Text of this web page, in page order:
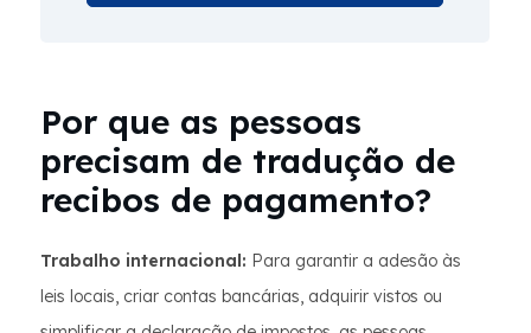
Por que as pessoas
precisam de tradução de
recibos de pagamento?
Trabalho internacional: Para garantir a adesão às
leis locais, criar contas bancárias, adquirir vistos ou